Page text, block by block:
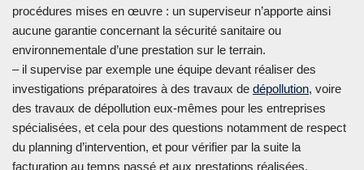
procédures mises en œuvre : un superviseur n’apporte ainsi
aucune garantie concernant la sécurité sanitaire ou
environnementale d’une prestation sur le terrain.
– il supervise par exemple une équipe devant réaliser des
investigations préparatoires à des travaux de dépollution, voire
des travaux de dépollution eux-mêmes pour les entreprises
spécialisées, et cela pour des questions notamment de respect
du planning d’intervention, et pour vérifier par la suite la
facturation au temps passé et aux prestations réalisées.